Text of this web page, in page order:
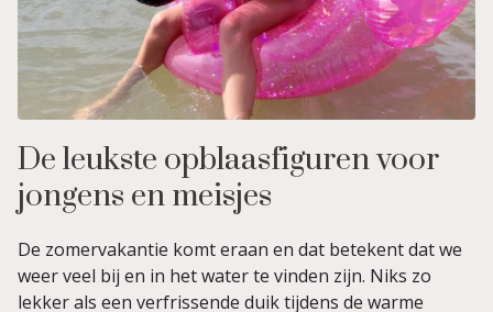
De leukste opblaasfiguren voor
jongens en meisjes
De zomervakantie komt eraan en dat betekent dat we
weer veel bij en in het water te vinden zijn. Niks zo
lekker als een verfrissende duik tijdens de warme